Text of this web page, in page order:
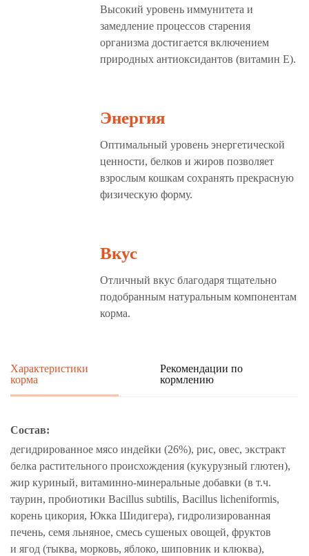
Высокий уровень иммунитета и
замедление процессов старения
организма достигается включением
природных антиоксидантов (витамин Е).
Энергия
Оптимальный уровень энергетической
ценности, белков и жиров позволяет
взрослым кошкам сохранять прекрасную
физическую форму.
Вкус
Отличный вкус благодаря тщательно
подобранным натуральным компонентам
корма.
Характеристики
корма
Рекомендации по
кормлению
Состав:
дегидрированное мясо индейки (26%), рис, овес, экстракт
белка растительного происхождения (кукурузный глютен),
жир куриный, витаминно-минеральные добавки (в т.ч.
таурин, пробиотики Bacillus subtilis, Bacillus licheniformis,
корень цикория, Юкка Шидигера), гидролизированная
печень, семя льняное, смесь сушеных овощей, фруктов
и ягод (тыква, морковь, яблоко, шиповник и клюква),